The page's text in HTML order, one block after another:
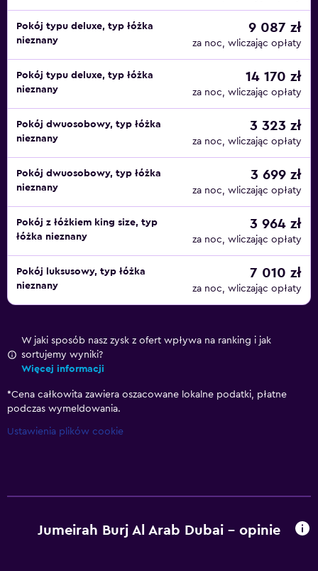
Pokój typu deluxe, typ łóżka
nieznany
9 087 zł
za noc, wliczając opłaty
Pokój typu deluxe, typ łóżka
nieznany
14 170 zł
za noc, wliczając opłaty
Pokój dwuosobowy, typ łóżka
nieznany
3 323 zł
za noc, wliczając opłaty
Pokój dwuosobowy, typ łóżka
nieznany
3 699 zł
za noc, wliczając opłaty
Pokój z łóżkiem king size, typ
łóżka nieznany
3 964 zł
za noc, wliczając opłaty
Pokój luksusowy, typ łóżka
nieznany
7 010 zł
za noc, wliczając opłaty
W jaki sposób nasz zysk z ofert wpływa na ranking i jak
sortujemy wyniki?
Więcej informacji
*Cena całkowita zawiera oszacowane lokalne podatki, płatne
podczas wymeldowania.
Ustawienia plików cookie
Jumeirah Burj Al Arab Dubai – opinie